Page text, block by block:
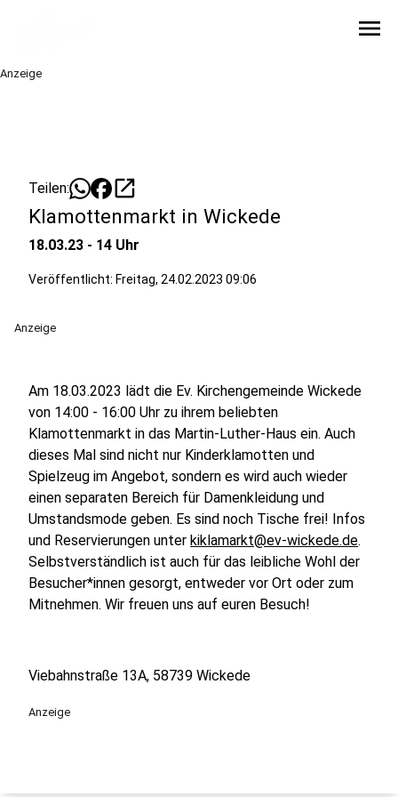
menu
Anzeige
Teilen: open_in_new
Klamottenmarkt in Wickede
18.03.23 - 14 Uhr
Veröffentlicht: Freitag, 24.02.2023 09:06
Anzeige
Am 18.03.2023 lädt die Ev. Kirchengemeinde Wickede
von 14:00 - 16:00 Uhr zu ihrem beliebten
Klamottenmarkt in das Martin-Luther-Haus ein. Auch
dieses Mal sind nicht nur Kinderklamotten und
Spielzeug im Angebot, sondern es wird auch wieder
einen separaten Bereich für Damenkleidung und
Umstandsmode geben. Es sind noch Tische frei! Infos
und Reservierungen unter kiklamarkt@ev-wickede.de.
Selbstverständlich ist auch für das leibliche Wohl der
Besucher*innen gesorgt, entweder vor Ort oder zum
Mitnehmen. Wir freuen uns auf euren Besuch!
Viebahnstraße 13A, 58739 Wickede
Anzeige